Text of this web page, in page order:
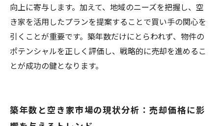
向上に寄与します。加えて、地域のニーズを把握し、空
き家を活用したプランを提案することで買い手の関心を
引くことが重要です。築年数だけにとらわれず、物件の
ポテンシャルを正しく評価し、戦略的に売却を進めるこ
とが成功の鍵となります。
築年数と空き家市場の現状分析：売却価格に影